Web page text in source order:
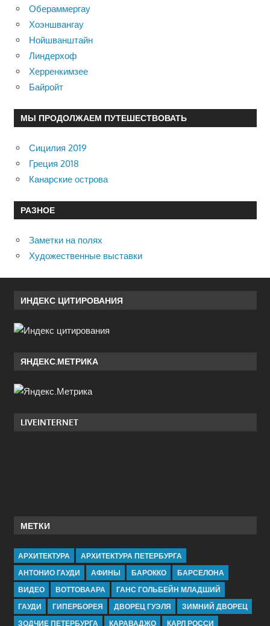
Обераммергау
Хоэншвангау
Нойшванштайн
Линдерхоф
Херренкимзее
Байройт
МЫ ПРОДОЛЖАЕМ ПУТЕШЕСТВОВАТЬ
Сицилия 2019
Греция 2018
Канарские острова
РАЗНОЕ
Заметки на полях
Художественные выставки
ИНДЕКС ЦИТИРОВАНИЯ
ЯНДЕКС.МЕТРИКА
LIVEINTERNET
МЕТКИ
АРХИТЕКТУРА
АРХИТЕКТУРА ПЕТЕРБУРГА
АНТОНИО ГАУДИ
АФИНЫ БАРОККО
БАРСЕЛОНА
ВИДЕО
ВОТТОВААРА
ГАНС ГОЛЬБЕЙН МЛАДШИЙ
ГАУДИ
ГИПЕРБОРЕЯ ДВОРЕЦ ГУЭЛЯ
ЗИМНИЙ ДВОРЕЦ
ЗОДЧИЕ ПЕТЕРБУРГА
КАРАВАДЖО КАРЛ РОССИ